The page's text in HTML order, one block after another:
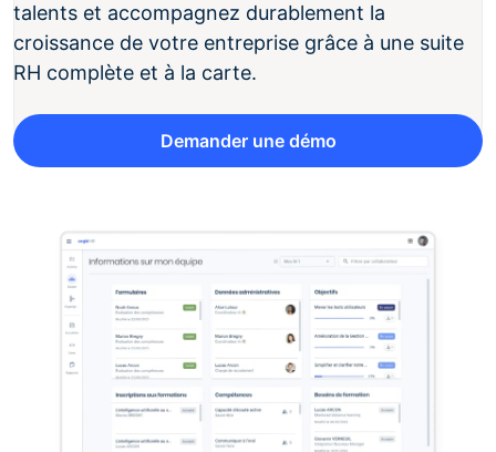
talents et accompagnez durablement la
croissance de votre entreprise grâce à une suite
RH complète et à la carte.
Demander une démo